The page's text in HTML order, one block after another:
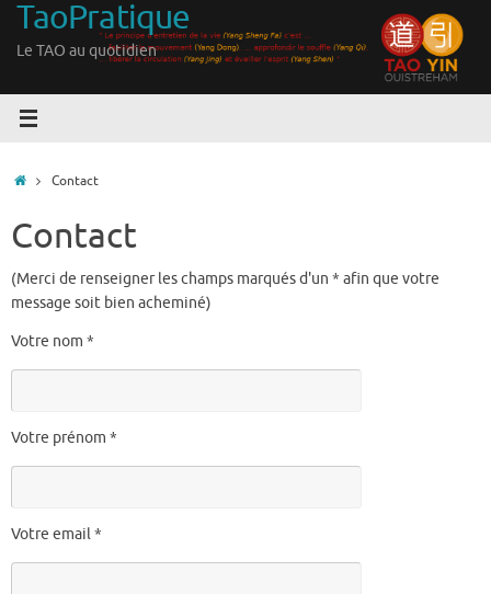
Passer
contenu
TaoPratique
Le TAO au quotidien
Accueil
Contact
Contact
(Merci de renseigner les champs marqués d'un * afin que votre
message soit bien acheminé)
Votre nom *
Votre prénom *
Votre email *